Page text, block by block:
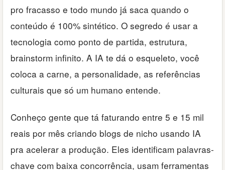
pro fracasso e todo mundo já saca quando o
conteúdo é 100% sintético. O segredo é usar a
tecnologia como ponto de partida, estrutura,
brainstorm infinito. A IA te dá o esqueleto, você
coloca a carne, a personalidade, as referências
culturais que só um humano entende.
Conheço gente que tá faturando entre 5 e 15 mil
reais por mês criando blogs de nicho usando IA
pra acelerar a produção. Eles identificam palavras-
chave com baixa concorrência, usam ferramentas